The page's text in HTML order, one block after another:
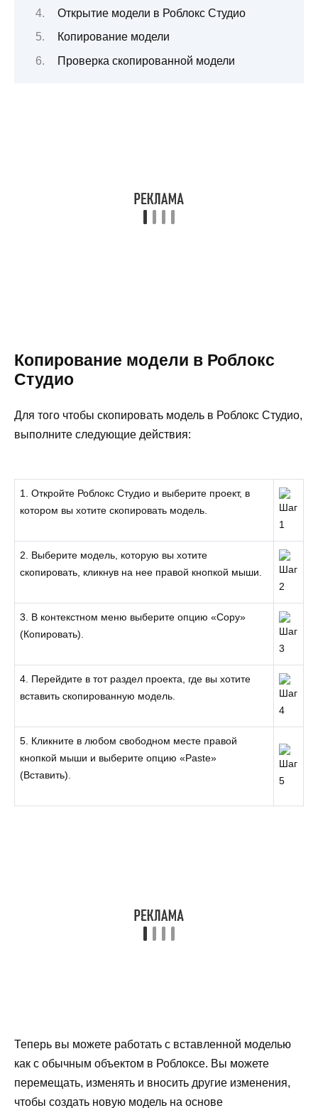
Открытие модели в Роблокс Студио
Копирование модели
Проверка скопированной модели
Копирование модели в Роблокс
Студио
Для того чтобы скопировать модель в Роблокс Студио,
выполните следующие действия:
1. Откройте Роблокс Студио и выберите проект, в
котором вы хотите скопировать модель.
2. Выберите модель, которую вы хотите
скопировать, кликнув на нее правой кнопкой мыши.
3. В контекстном меню выберите опцию «Copy»
(Копировать).
4. Перейдите в тот раздел проекта, где вы хотите
вставить скопированную модель.
5. Кликните в любом свободном месте правой
кнопкой мыши и выберите опцию «Paste»
(Вставить).
Теперь вы можете работать с вставленной моделью
как с обычным объектом в Роблоксе. Вы можете
перемещать, изменять и вносить другие изменения,
чтобы создать новую модель на основе